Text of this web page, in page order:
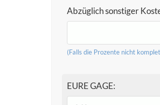
Abzüglich sonstiger
(Falls die Prozente nicht
EURE GAGE: